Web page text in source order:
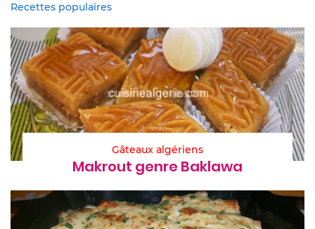
Recettes populaires
Gâteaux algériens
Makrout genre Baklawa